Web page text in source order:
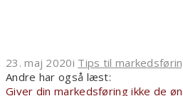
23. maj 2020i Tips til
Andre har også læst:
Giver din markedsføring ikke de